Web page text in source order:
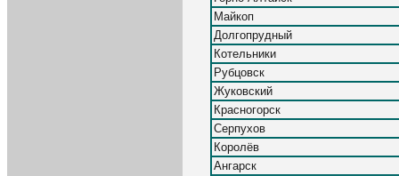
Майкоп
Долгопрудный
Котельники
Рубцовск
Жуковский
Красногорск
Серпухов
Королёв
Ангарск